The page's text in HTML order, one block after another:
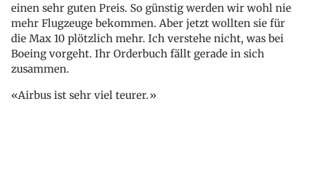
einen sehr guten Preis. So günstig werden wir wohl nie
mehr Flugzeuge bekommen. Aber jetzt wollten sie für
die Max 10 plötzlich mehr. Ich verstehe nicht, was bei
Boeing vorgeht. Ihr Orderbuch fällt gerade in sich
zusammen.
Airbus ist sehr viel teurer.